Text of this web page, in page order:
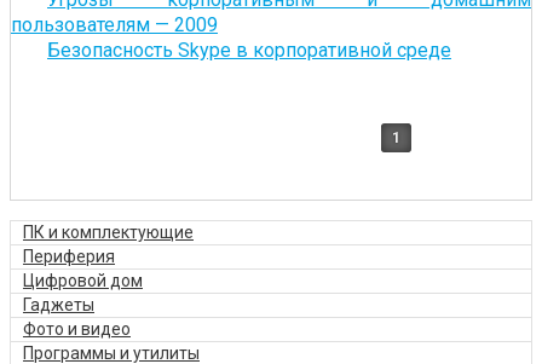
пользователям — 2009
Безопасность Skype в корпоративной среде
1
ПК и комплектующие
Периферия
Цифровой дом
Гаджеты
Фото и видео
Программы и утилиты